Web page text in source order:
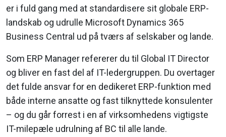
er i fuld gang med at standardisere sit globale ERP-
landskab og udrulle Microsoft Dynamics 365
Business Central ud på tværs af selskaber og lande.
Som ERP Manager refererer du til Global IT Director
og bliver en fast del af IT-ledergruppen. Du overtager
det fulde ansvar for en dedikeret ERP-funktion med
både interne ansatte og fast tilknyttede konsulenter
– og du går forrest i en af virksomhedens vigtigste
IT-milepæle udrulning af BC til alle lande.